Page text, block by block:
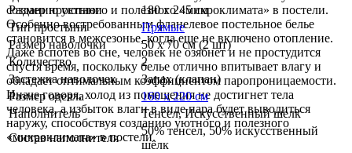
созданию уютного и полезного «микроклимата» в постели.
Особенно востребованным фланелевое постельное белье
становится в межсезонье, когда еще не включено отопление.
Даже вспотев во сне, человек не озябнет и не простудится
спустя время, поскольку белье отлично впитывает влагу и
обладает оптимальным коэффициентом паропроницаемости.
Иначе говоря, холод из помещения не достигнет тела
человека, а избыток влаги в виде пара будет выводиться
наружу, способствуя созданию уютного и полезного
«микроклимата» в постели.
Размер простыни
180 x 245 см
Тип простыни
Прямые
Размер наволочки
50 х 70 см (2 шт)
Количество
2
Застежка наволочек
Запах (клапан)
Размер одеяла
160 x 220 см
Наполнитель
Тенсел, Искусcтвенный шелк
Состав наполнителя
50% тенсел, 50% искусственный
шёлк